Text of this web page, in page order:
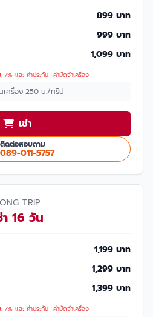
899 บาท
999 บาท
1,099 บาท
7% และ ค่าประกัน- ค่ามัดจำเครื่อง
เครื่อง 250 บ./ทริป
เช่า
ติดต่อสอบถาม
089-011-5757
TRIP
า 16 วัน
1,199 บาท
1,299 บาท
1,399 บาท
7% และ ค่าประกัน- ค่ามัดจำเครื่อง